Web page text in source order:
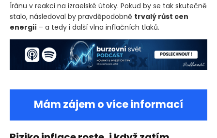
Íránu v reakci na izraelské útoky. Pokud by se tak skutečně
stalo, následoval by pravděpodobně trvalý růst cen
energií – a tedy i další vlna inflačních tlaků.
Mám zájem o více informací